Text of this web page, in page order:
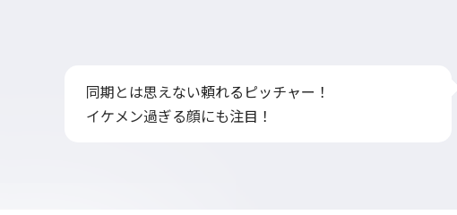
同期とは思えない頼れるピッチャー！
イケメン過ぎる顔にも注目！